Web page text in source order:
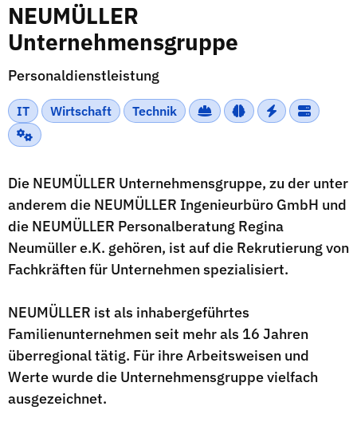
NEUMÜLLER
Unternehmensgruppe
Personaldienstleistung
IT Wirtschaft Technik
Die NEUMÜLLER Unternehmensgruppe, zu der unter
anderem die NEUMÜLLER Ingenieurbüro GmbH und
die NEUMÜLLER Personalberatung Regina
Neumüller e.K. gehören, ist auf die Rekrutierung von
Fachkräften für Unternehmen spezialisiert.
NEUMÜLLER ist als inhabergeführtes
Familienunternehmen seit mehr als 16 Jahren
überregional tätig. Für ihre Arbeitsweisen und
Werte wurde die Unternehmensgruppe vielfach
ausgezeichnet.